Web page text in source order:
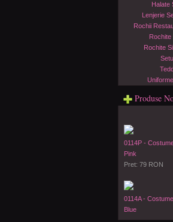
Halate
Lenjerie
Rochii
Rochite
Rochite
Produse
0114P -
Pink
Pret: 79 RON
0114A -
Blue